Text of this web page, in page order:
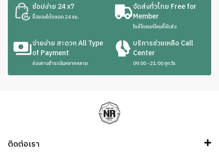
ช้อปง่าย 24 x7
ซื้อของได้ตลอด 24 ชม.
จัดส่งทั่วไทย Free for
Member
ใกล้ไกลแค่ไหนก็จัดส่ง
จ่ายง่าย สะดวก All Type
of Payment
ช่องทางชำระเงินหลากหลาย
บริการช่วยเหลือ Call
Center
09:00 - 21:00 ทุกวัน
ติดต่อเรา